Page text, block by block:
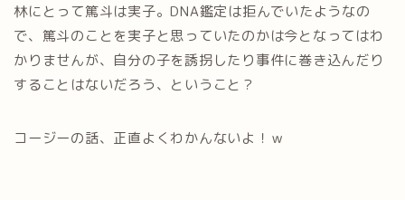
林にとって篤斗は実子。DNA鑑定は拒んでいたようなの
で、篤斗のことを実子と思っていたのかは今となってはわ
かりませんが、自分の子を誘拐したり事件に巻き込んだり
することはないだろう、ということ？
コージーの話、正直よくわかんないよ！ｗ